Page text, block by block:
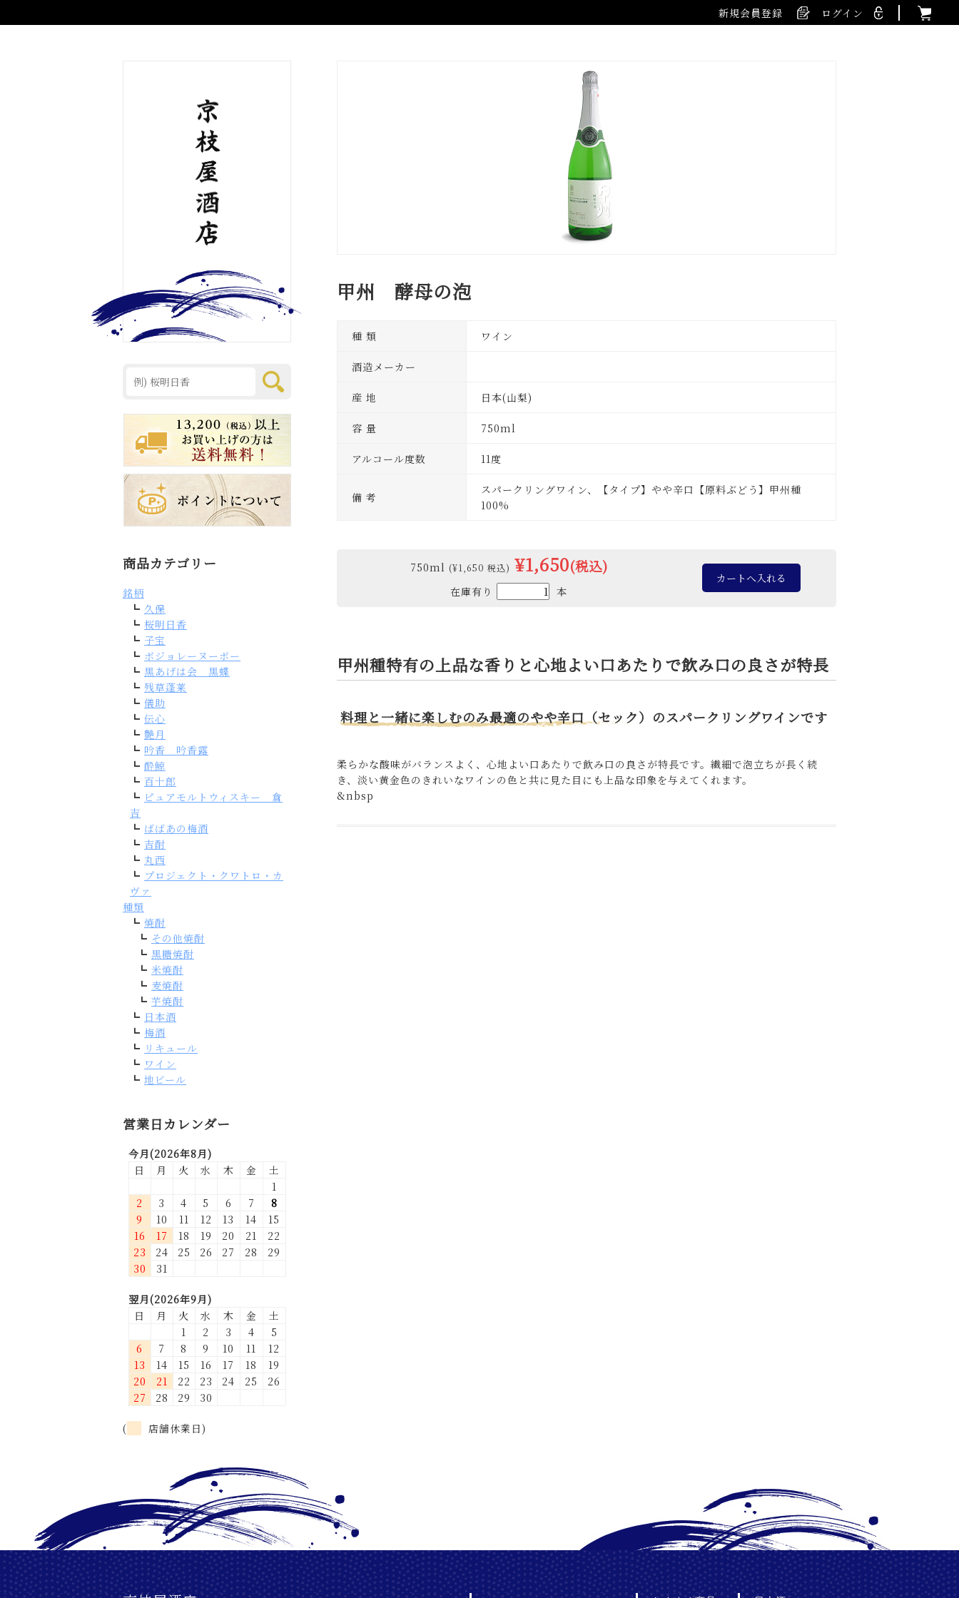
ログイン
新規会員登録
甲州 酵母の泡
種 類 ワイン
酒造メーカー
産 地 日本(山梨)
容 量 750ml
アルコール度数 11度
備 考
スパークリングワイン、【タイプ】やや辛口【原料ぶどう】甲州種
100%
750ml (¥1,650 税込) ¥1,650(税込)
在庫有り 本
甲州種特有の上品な香りと心地よい口あたりで飲み口の良さが特長
料理と一緒に楽しむのみ最適のやや辛口（セック）のスパークリングワインです
柔らかな酸味がバランスよく、心地よい口あたりで飲み口の良さが特長です。繊細で泡立ちが長く続
き、淡い黄金色のきれいなワインの色と共に見た目にも上品な印象を与えてくれます。
&nbsp
商品カテゴリー
銘柄
久保
桜明日香
子宝
ボジョレーヌーボー
黒あげは会 黒蝶
残草蓬莱
儀助
伝心
艶月
吟香 吟香露
酔鯨
百十郎
ピュアモルトウィスキー 倉
吉
ばばあの梅酒
吉酎
丸西
プロジェクト・クワトロ・カ
ヴァ
種類
焼酎
その他焼酎
黒糖焼酎
米焼酎
麦焼酎
芋焼酎
日本酒
梅酒
リキュール
ワイン
地ビール
営業日カレンダー
今月(2026年8月)
日
月 火 水 木 金
土
1
2
3 4 5 6 7
8
9
10 11 12 13 14
15
16
17 18 19 20 21
22
23
24 25 26 27 28
29
30
31
翌月(2026年9月)
日
月 火 水 木 金
土
1
2 3 4
5
6
7 8 9 10 11
12
13
14 15 16 17 18
19
20
21 22 23 24 25
26
27
28 29 30
( 店舗休業日)